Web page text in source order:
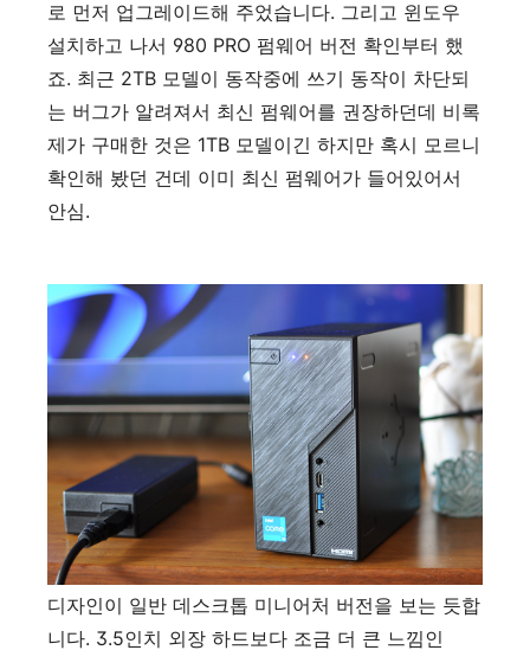
로 먼저 업그레이드해 주었습니다. 그리고 윈도우
설치하고 나서 980 PRO 펌웨어 버전 확인부터 했
죠. 최근 2TB 모델이 동작중에 쓰기 동작이 차단되
는 버그가 알려져서 최신 펌웨어를 권장하던데 비록
제가 구매한 것은 1TB 모델이긴 하지만 혹시 모르니
확인해 봤던 건데 이미 최신 펌웨어가 들어있어서
안심.
디자인이 일반 데스크톱 미니어처 버전을 보는 듯합
니다. 3.5인치 외장 하드보다 조금 더 큰 느낌인